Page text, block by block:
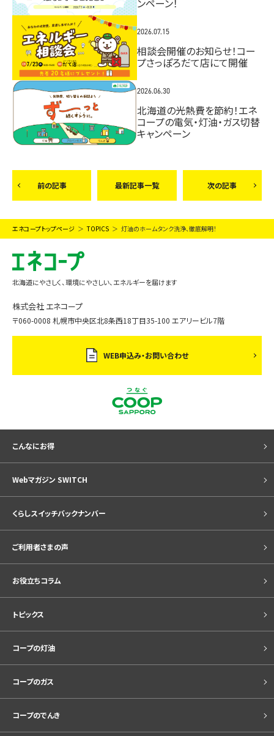
2026.07.15
相談会開催のお知らせ！コー
プさっぽろだて店にて開催
2026.06.30
北海道の光熱費を節約！エネ
コープの電気・灯油・ガス切替
キャンペーン
前の記事 最新記事一覧 次の記事
エネコープトップページ TOPICS 灯油のホームタンク洗浄、徹底解明！
北海道にやさしく、環境にやさしい、エネルギーを届けます
株式会社 エネコープ
〒060-0008 札幌市中央区北8条西18丁目35-100 エアリービル7階
WEB申込み・お問い合わせ
こんなにお得
Webマガジン SWITCH
くらしスイッチバックナンバー
ご利用者さまの声
お役立ちコラム
トピックス
コープの灯油
コープのガス
コープのでんき